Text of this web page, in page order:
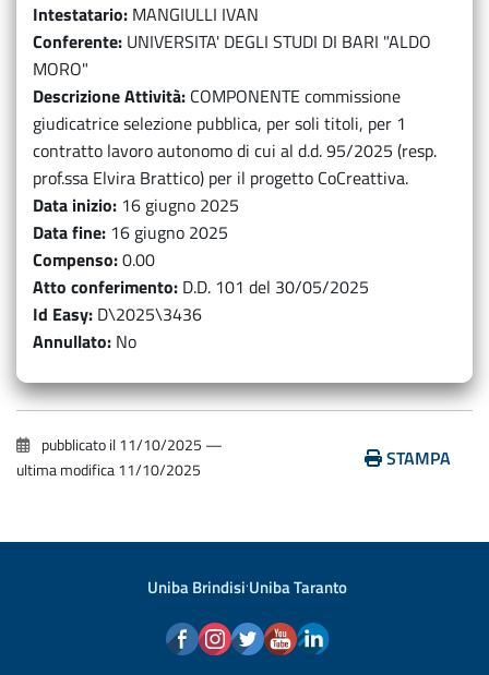
Intestatario MANGIULLI IVAN
Conferente UNIVERSITA' DEGLI STUDI DI BARI "ALDO
MORO"
Descrizione Attività COMPONENTE commissione
giudicatrice selezione pubblica, per soli titoli, per 1
contratto lavoro autonomo di cui al d.d. 95/2025 (resp.
prof.ssa Elvira Brattico) per il progetto CoCreattiva.
Data inizio 16 giugno 2025
Data fine 16 giugno 2025
Compenso 0.00
Atto conferimento D.D. 101 del 30/05/2025
Id Easy D\2025\3436
Annullato No
pubblicato il11/10/2025 —
ultima modifica11/10/2025 STAMPA
Uniba Brindisi·Uniba Taranto